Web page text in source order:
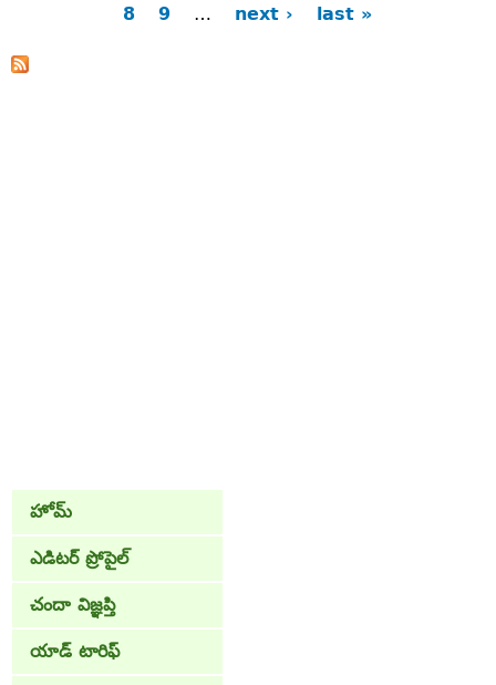
8
9 … next › last »
హోమ్
ఎడిటర్ ప్రోపైల్
చందా విజ్ఞప్తి
యాడ్ టారిఫ్